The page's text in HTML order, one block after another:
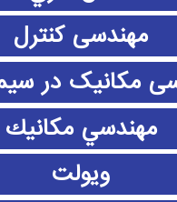
مهندسی کنترل
مکانیک در
مهندسي مكانيك
ویولت